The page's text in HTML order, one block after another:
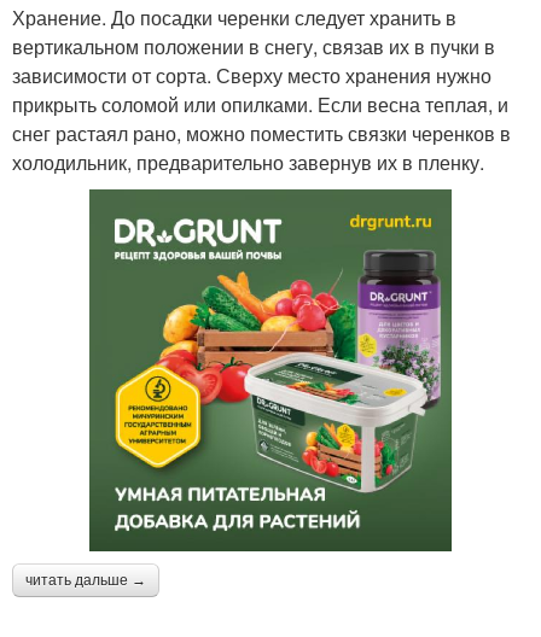
Хранение. До посадки черенки следует хранить в
вертикальном положении в снегу, связав их в пучки в
зависимости от сорта. Сверху место хранения нужно
прикрыть соломой или опилками. Если весна теплая, и
снег растаял рано, можно поместить связки черенков в
холодильник, предварительно завернув их в пленку.
читать дальше →